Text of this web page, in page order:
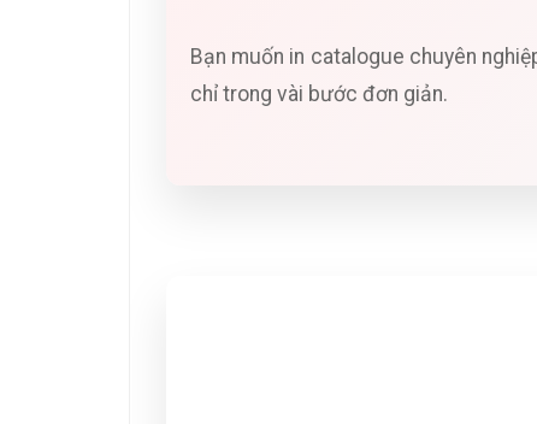
Bạn muốn in catalogue chuyên
chỉ trong vài bước đơn giản.